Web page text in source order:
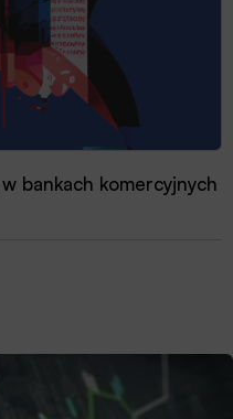
bankach komercyjnych